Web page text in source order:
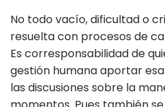
No todo vacío, dificultad o
resuelta con procesos de
Es corresponsabilidad de
gestión humana aportar
las discusiones sobre la